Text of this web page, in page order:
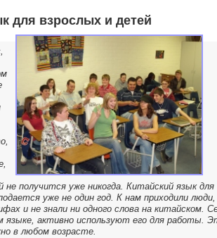
для взрослых и детей
не получится уже никогда. Китайский язык для
уже не один год. К нам приходили
и не знали ни одного слова на китайском.
активно используют его для работы.
в любом возрасте.